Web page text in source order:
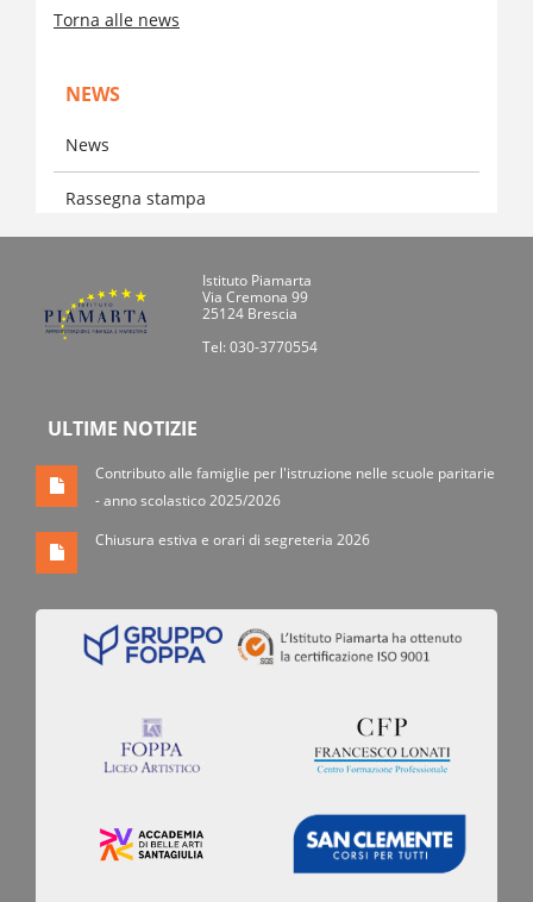
Torna alle news
NEWS
News
Rassegna stampa
Istituto Piamarta
Via Cremona 99
25124 Brescia
Tel: 030-3770554
ULTIME NOTIZIE
Contributo alle famiglie per l'istruzione nelle scuole paritarie
- anno scolastico 2025/2026
Chiusura estiva e orari di segreteria 2026